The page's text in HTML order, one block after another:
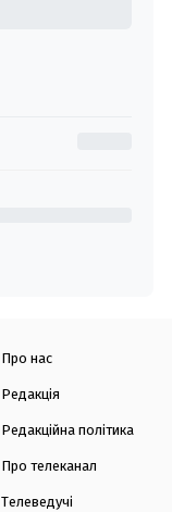
Про нас
Редакція
Редакційна політика
Про телеканал
Телеведучі